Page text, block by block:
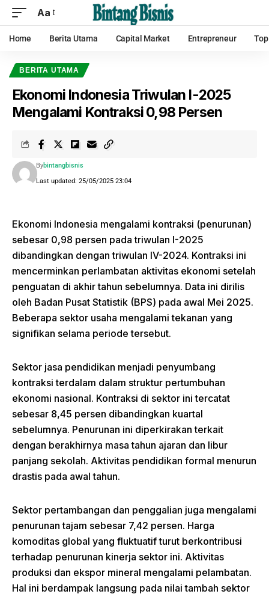
Aa
Home Berita Utama Capital Market Entrepreneur
BERITA UTAMA
Ekonomi Indonesia Triwulan I-2025
Mengalami Kontraksi 0,98 Persen
Last updated: 25/05/2025 23:04
Bybintangbisnis
Ekonomi Indonesia mengalami kontraksi (penurunan)
sebesar 0,98 persen pada triwulan I-2025
dibandingkan dengan triwulan IV-2024. Kontraksi ini
mencerminkan perlambatan aktivitas ekonomi setelah
penguatan di akhir tahun sebelumnya. Data ini dirilis
oleh Badan Pusat Statistik (BPS) pada awal Mei 2025.
Beberapa sektor usaha mengalami tekanan yang
signifikan selama periode tersebut.
Sektor jasa pendidikan menjadi penyumbang
kontraksi terdalam dalam struktur pertumbuhan
ekonomi nasional. Kontraksi di sektor ini tercatat
sebesar 8,45 persen dibandingkan kuartal
sebelumnya. Penurunan ini diperkirakan terkait
dengan berakhirnya masa tahun ajaran dan libur
panjang sekolah. Aktivitas pendidikan formal menurun
drastis pada awal tahun.
Sektor pertambangan dan penggalian juga mengalami
penurunan tajam sebesar 7,42 persen. Harga
komoditas global yang fluktuatif turut berkontribusi
terhadap penurunan kinerja sektor ini. Aktivitas
produksi dan ekspor mineral mengalami pelambatan.
Hal ini berdampak langsung pada nilai tambah sektor